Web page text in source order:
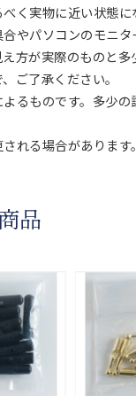
く実物に近い状態
やパソコンのモニタ
方が実際のものと多
ご了承ください。
るものです。多少
れる場合があります。
品